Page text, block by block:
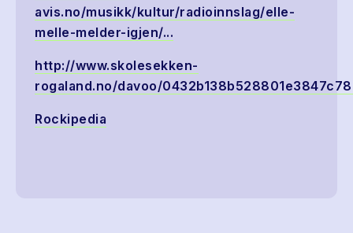
avis.no/musikk/kultur/radioinnslag/elle-
melle-melder-igjen/...
http://www.skolesekken-
rogaland.no/davoo/
Rockipedia